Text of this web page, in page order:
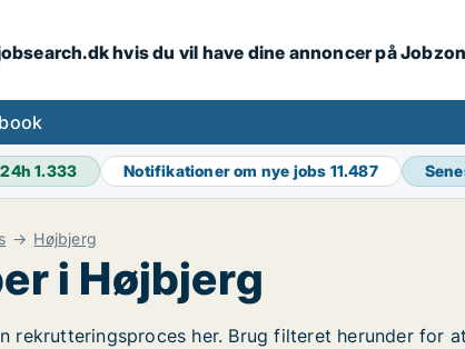
hvis du vil have dine annoncer på
24h1.333 Notifikationer om nye jobs 11.487
Højbjerg
i Højbjerg
rekrutteringsproces her. Brug filteret herunder for